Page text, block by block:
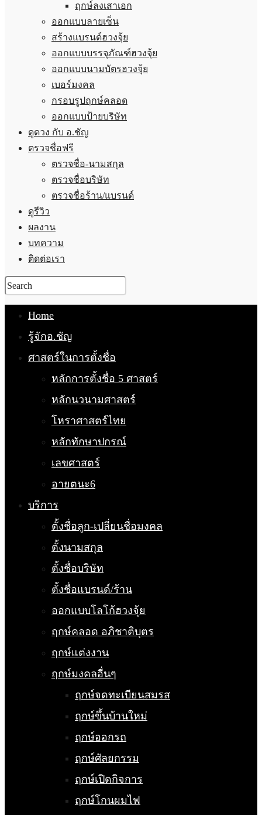
ฤกษ์ลงเสาเอก
ออกแบบลายเซ็น
สร้างแบรนด์ฮวงจุ้ย
ออกแบบบรรจุภัณฑ์ฮวงจุ้ย
ออกแบบนามบัตรฮวงจุ้ย
เบอร์มงคล
กรอบรูปฤกษ์คลอด
ออกแบบป้ายบริษัท
ดูดวง กับ อ.ชัญ
ตรวจชื่อฟรี
ตรวจชื่อ-นามสกุล
ตรวจชื่อบริษัท
ตรวจชื่อร้าน/แบรนด์
ดูรีวิว
ผลงาน
บทความ
ติดต่อเรา
Home
รู้จักอ.ชัญ
ศาสตร์ในการตั้งชื่อ
หลักการตั้งชื่อ 5 ศาสตร์
หลักนวนามศาสตร์
โหราศาสตร์ไทย
หลักทักษาปกรณ์
เลขศาสตร์
อายตนะ6
บริการ
ตั้งชื่อลูก-เปลี่ยนชื่อมงคล
ตั้งนามสกุล
ตั้งชื่อบริษัท
ตั้งชื่อแบรนด์/ร้าน
ออกแบบโลโก้ฮวงจุ้ย
ฤกษ์คลอด อภิชาติบุตร
ฤกษ์แต่งงาน
ฤกษ์มงคลอื่นๆ
ฤกษ์จดทะเบียนสมรส
ฤกษ์ขึ้นบ้านใหม่
ฤกษ์ออกรถ
ฤกษ์ศัลยกรรม
ฤกษ์เปิดกิจการ
ฤกษ์โกนผมไฟ